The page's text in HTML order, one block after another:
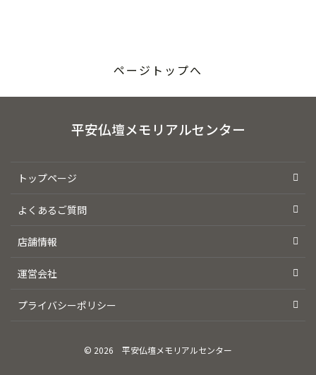
ページトップへ
平安仏壇メモリアルセンター
トップページ
よくあるご質問
店舗情報
運営会社
プライバシーポリシー
© 2026 平安仏壇メモリアルセンター